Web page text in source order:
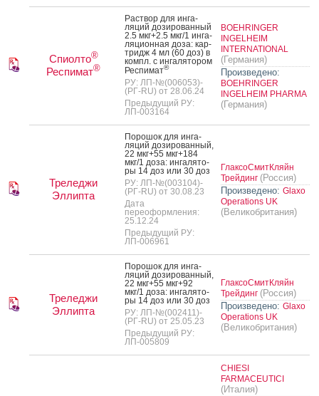
Спиолто®
Респимат®
Рас­твор для ин­га­
ляций до­зиро­ван­ный
2.5 мкг+2.5 мкг/1 ин­га­
ляци­он­ная до­за: кар­
тридж 4 мл (60 доз) в
компл. с ин­га­лято­ром
Рес­пи­мат®
РУ: ЛП-№(006053)-
(РГ-RU) от 28.06.24
Предыдущий РУ:
ЛП-003164
BOEHRINGER
INGELHEIM
INTERNATIONAL
(Германия)
Произведено:
BOEHRINGER
INGELHEIM PHARMA
(Германия)
Треледжи
Эллипта
По­рошок для ин­га­
ляций до­зиро­ван­ный,
22 мкг+55 мкг+184
мкг/1 до­за: ин­га­лято­
ры 14 доз или 30 доз
РУ: ЛП-№(003104)-
(РГ-RU) от 30.08.23
Дата
переоформления:
25.12.24
Предыдущий РУ:
ЛП-006961
ГлаксоСмитКляйн
Трейдинг (Россия)
Произведено: Glaxo
Operations UK
(Великобритания)
Треледжи
Эллипта
По­рошок для ин­га­
ляций до­зиро­ван­ный,
22 мкг+55 мкг+92
мкг/1 до­за: ин­га­лято­
ры 14 доз или 30 доз
РУ: ЛП-№(002411)-
(РГ-RU) от 25.05.23
Предыдущий РУ:
ЛП-005809
ГлаксоСмитКляйн
Трейдинг (Россия)
Произведено: Glaxo
Operations UK
(Великобритания)
CHIESI
FARMACEUTICI
(Италия)